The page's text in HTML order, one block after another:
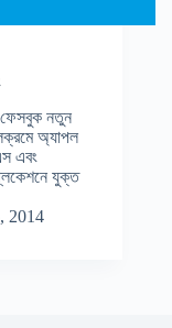
ফেসবুক নতুন
অ্যাপল
এবং
যুক্ত
2014